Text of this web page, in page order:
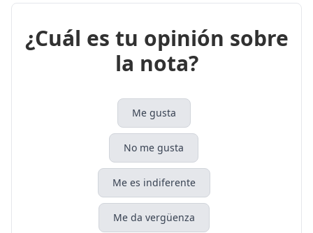
¿Cuál es tu opinión sobre
la nota?
Me gusta
No me gusta
Me es indiferente
Me da vergüenza